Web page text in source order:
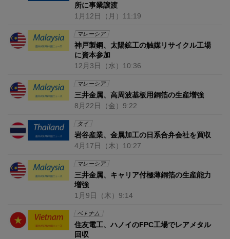
所に事業譲渡
1月12日 （月） 11:19
マレーシア
神戸製鋼、太陽鉱工の触媒リサイクル工場
に資本参加
12月3日 （水） 10:36
マレーシア
三井金属、高周波基板用銅箔の生産増強
8月22日 （金） 9:22
タイ
岩谷産業、金属加工の日系合弁会社を買収
4月17日 （木） 10:27
マレーシア
三井金属、キャリア付極薄銅箔の生産能力
増強
1月9日 （木） 9:14
ベトナム
住友電工、ハノイのFPC工場でレアメタル
回収